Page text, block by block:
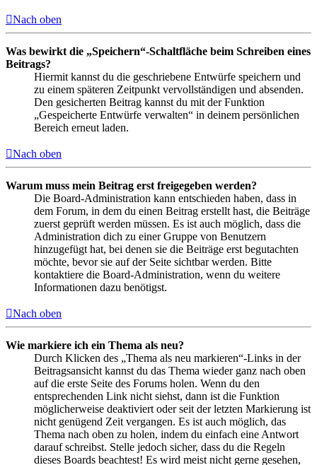
Nach oben
Was bewirkt die „Speichern“-Schaltfläche beim Schreiben eines
Beitrags?
Hiermit kannst du die geschriebene Entwürfe speichern und
zu einem späteren Zeitpunkt vervollständigen und absenden.
Den gesicherten Beitrag kannst du mit der Funktion
„Gespeicherte Entwürfe verwalten“ in deinem persönlichen
Bereich erneut laden.
Nach oben
Warum muss mein Beitrag erst freigegeben werden?
Die Board-Administration kann entschieden haben, dass in
dem Forum, in dem du einen Beitrag erstellt hast, die Beiträge
zuerst geprüft werden müssen. Es ist auch möglich, dass die
Administration dich zu einer Gruppe von Benutzern
hinzugefügt hat, bei denen sie die Beiträge erst begutachten
möchte, bevor sie auf der Seite sichtbar werden. Bitte
kontaktiere die Board-Administration, wenn du weitere
Informationen dazu benötigst.
Nach oben
Wie markiere ich ein Thema als neu?
Durch Klicken des „Thema als neu markieren“-Links in der
Beitragsansicht kannst du das Thema wieder ganz nach oben
auf die erste Seite des Forums holen. Wenn du den
entsprechenden Link nicht siehst, dann ist die Funktion
möglicherweise deaktiviert oder seit der letzten Markierung ist
nicht genügend Zeit vergangen. Es ist auch möglich, das
Thema nach oben zu holen, indem du einfach eine Antwort
darauf schreibst. Stelle jedoch sicher, dass du die Regeln
dieses Boards beachtest! Es wird meist nicht gerne gesehen,